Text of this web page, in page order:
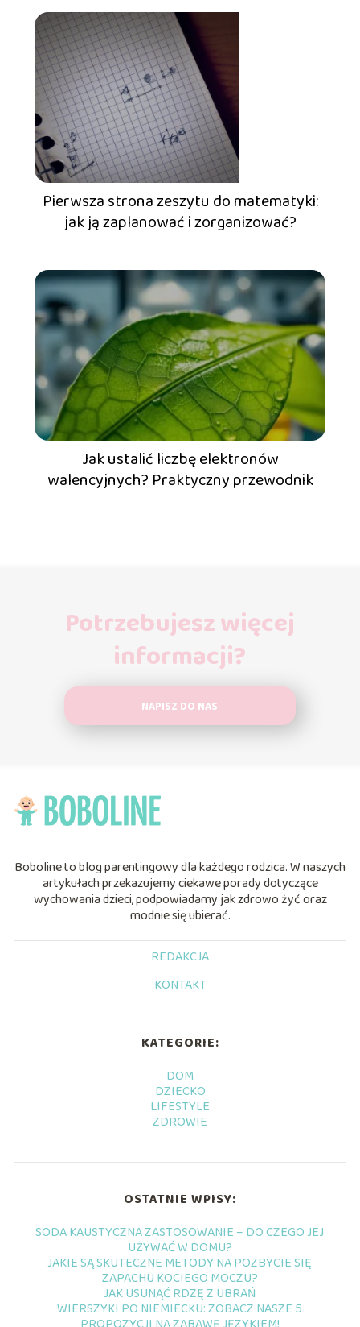
Pierwsza strona zeszytu do matematyki:
jak ją zaplanować i zorganizować?
Jak ustalić liczbę elektronów
walencyjnych? Praktyczny przewodnik
Potrzebujesz więcej
informacji?
NAPISZ DO NAS
Boboline to blog parentingowy dla każdego rodzica. W naszych
artykułach przekazujemy ciekawe porady dotyczące
wychowania dzieci, podpowiadamy jak zdrowo żyć oraz
modnie się ubierać.
REDAKCJA
KONTAKT
KATEGORIE:
DOM
DZIECKO
LIFESTYLE
ZDROWIE
OSTATNIE WPISY:
SODA KAUSTYCZNA ZASTOSOWANIE – DO CZEGO JEJ
UŻYWAĆ W DOMU?
JAKIE SĄ SKUTECZNE METODY NA POZBYCIE SIĘ
ZAPACHU KOCIEGO MOCZU?
JAK USUNĄĆ RDZĘ Z UBRAŃ
WIERSZYKI PO NIEMIECKU: ZOBACZ NASZE 5